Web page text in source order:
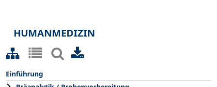
HUMANMEDIZIN
Einführung